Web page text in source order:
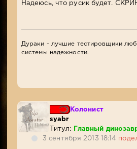
Надеюсь, что русик будет.
Дураки - лучшие тестировщики
системы надежности.
Колонист
syabr
Титул:
Главный
3 сентября 2013 18:14